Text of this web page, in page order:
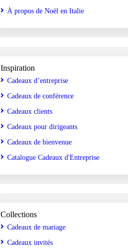
À propos de Noël en Italie
Inspiration
Cadeaux d’entreprise
Cadeaux de conférence
Cadeaux clients
Cadeaux pour dirigeants
Cadeaux de bienvenue
Catalogue Cadeaux d'Entreprise
Collections
Cadeaux de mariage
Cadeaux invités